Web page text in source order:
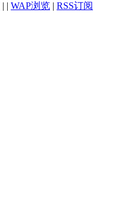
| | WAP浏览 | RSS订阅